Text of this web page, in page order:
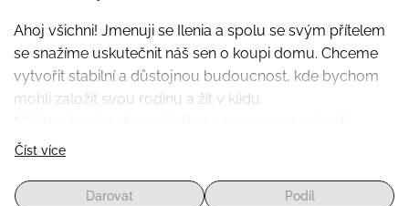
Ahoj všichni! Jmenuji se Ilenia a spolu se svým přítelem
se snažíme uskutečnit náš sen o koupi domu. Chceme
vytvořit stabilní a důstojnou budoucnost, kde bychom
mohli založit svou rodinu a žít v klidu.
nákladů na koupi našeho tolik vytouženého domu.
přiblíží k našemu snu.
Číst více
Darovat Podíl